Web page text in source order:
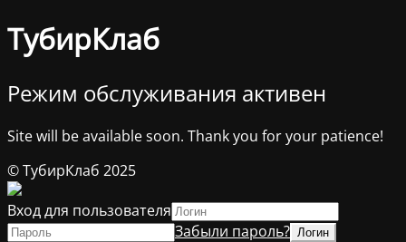
ТубирКлаб
Режим обслуживания активен
Site will be available soon. Thank you for your patience!
© ТубирКлаб 2025
Вход для пользователя
Забыли пароль?